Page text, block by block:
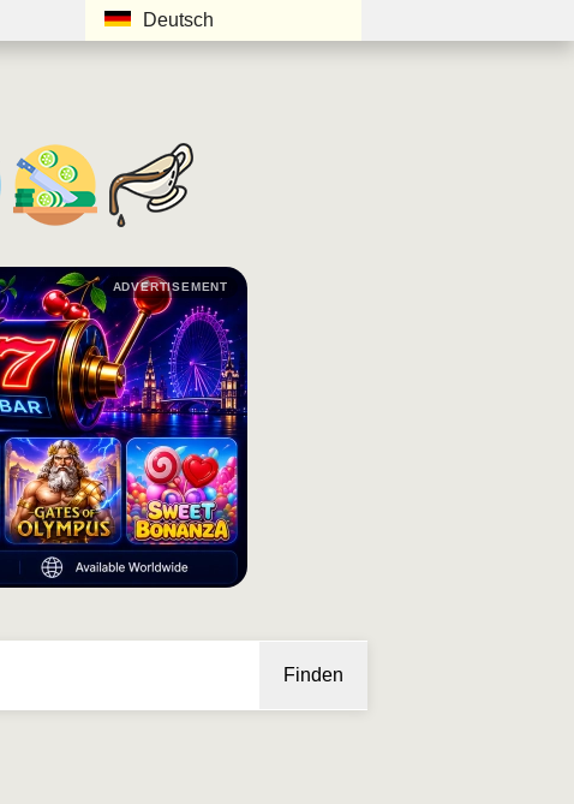
Deutsch
ADVERTISEMENT
Finden